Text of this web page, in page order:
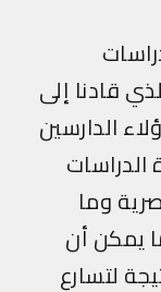
إلى
وما
أن